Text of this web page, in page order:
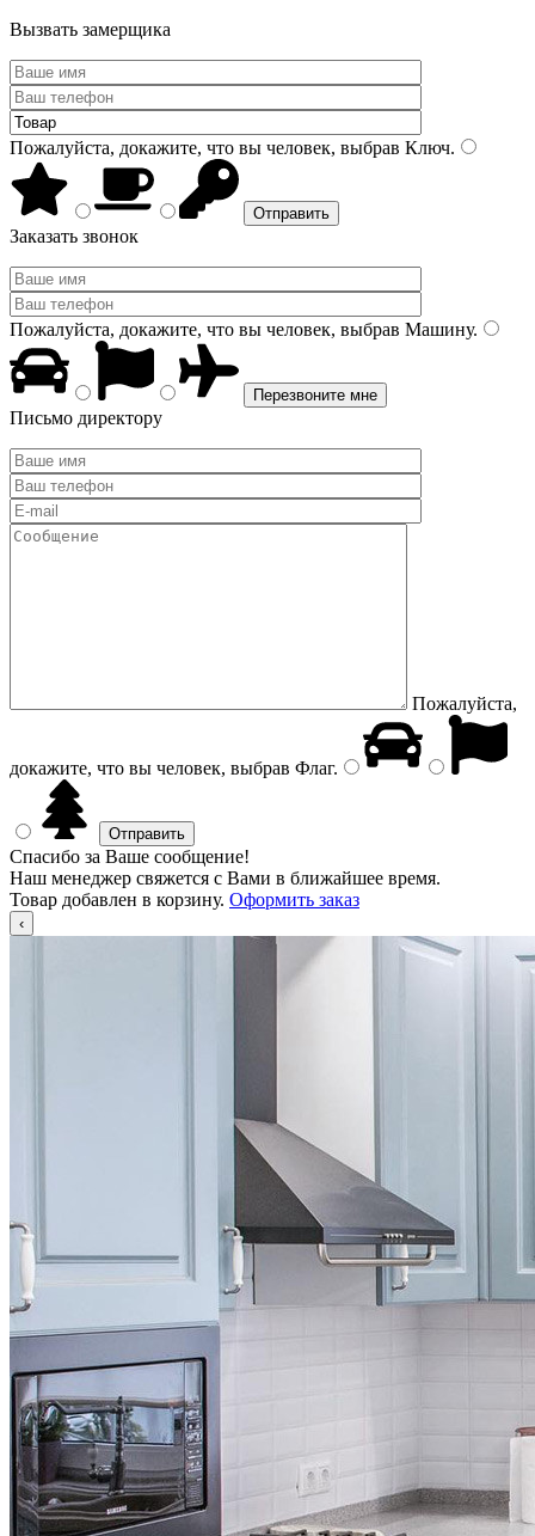
Вызвать замерщика
Пожалуйста, докажите, что вы человек, выбрав Ключ.
Заказать звонок
Пожалуйста, докажите, что вы человек, выбрав Машину.
Письмо директору
Пожалуйста,
докажите, что вы человек, выбрав Флаг.
Спасибо за Ваше сообщение!
Наш менеджер свяжется с Вами в ближайшее время.
Товар добавлен в корзину. Оформить заказ